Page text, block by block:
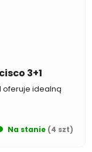
3+1
Na stanie (4 szt)
oferuje idealną